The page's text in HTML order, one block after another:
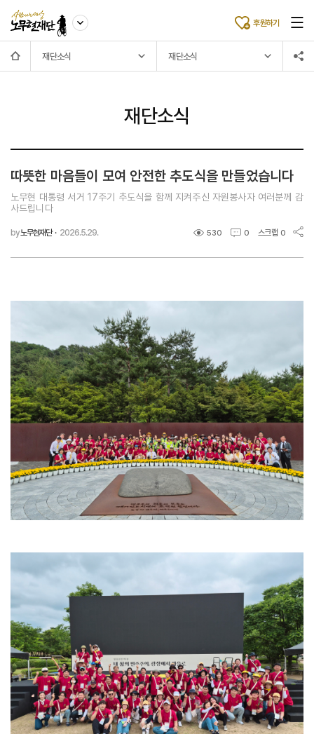
후원하기
재단소식 재단소식
재단소식
따뜻한 마음들이 모여 안전한 추도식을 만들었습니다
노무현 대통령 서거 17주기 추도식을 함께 지켜주신 자원봉사자 여러분께 감
사드립니다
by노무현재단 · 2026.5.29. 530 0 스크랩 0